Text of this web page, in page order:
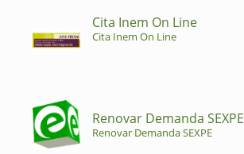
Cita Inem On Line
Cita Inem On Line
Renovar Demanda SEXPE
Renovar Demanda SEXPE